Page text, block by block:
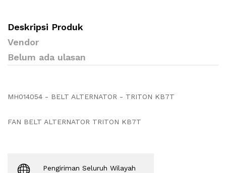
Deskripsi Produk
Vendor
Belum ada ulasan
MH014054 - BELT ALTERNATOR - TRITON KB7T
FAN BELT ALTERNATOR TRITON KB7T
Pengiriman Seluruh Wilayah